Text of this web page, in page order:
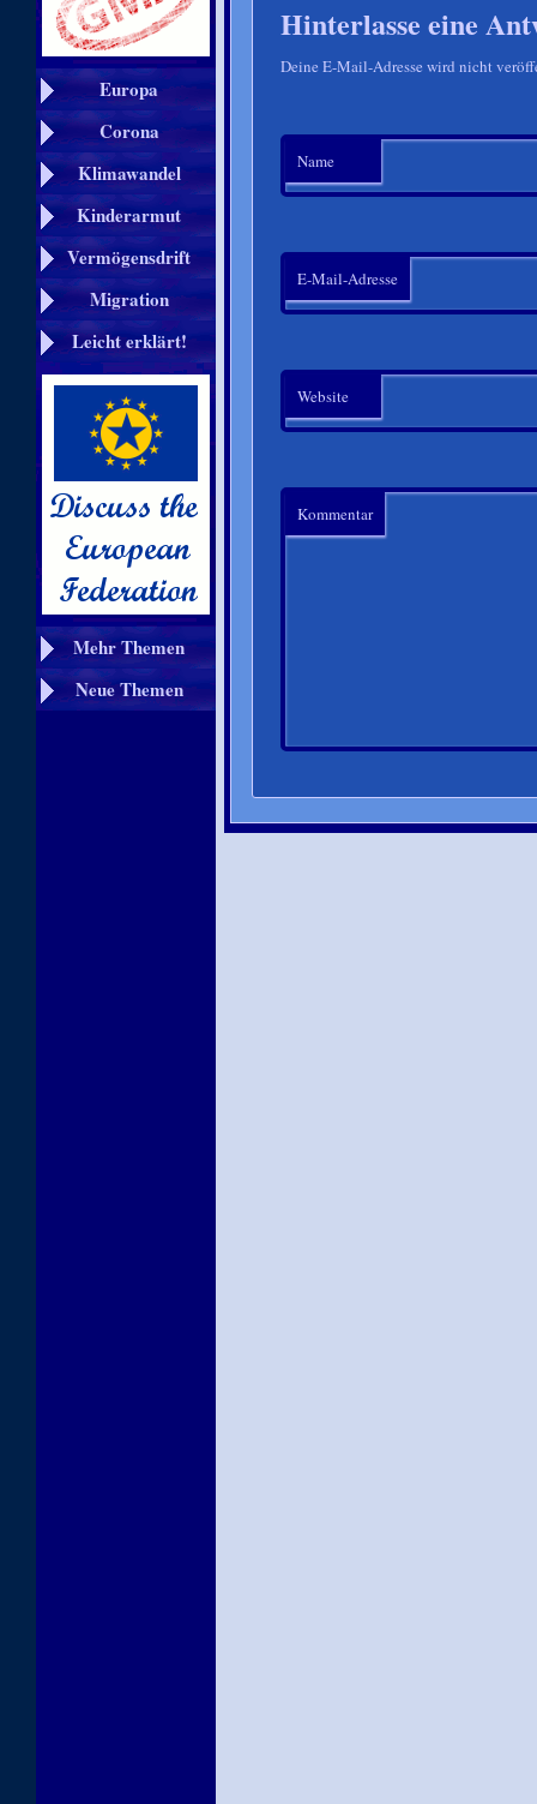
Europa
Corona
Klimawandel
Kinderarmut
Vermögensdrift
Migration
Leicht erklärt!
Mehr Themen
Neue Themen
Hinterlasse eine
Deine E-Mail-Adresse wird nicht
Name
E-Mail-Adresse
Website
Kommentar